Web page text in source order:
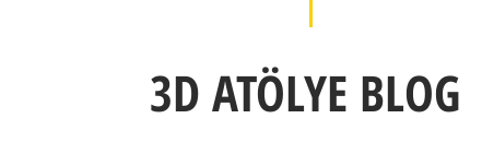
3D ATÖLYE BLOG